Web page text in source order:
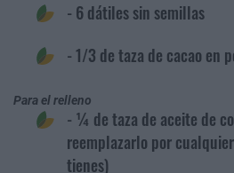
- 6 dátiles sin semillas
- 1/3 de taza de cacao en
Para el relleno
- ¼ de taza de aceite de
reemplazarlo por
tienes)